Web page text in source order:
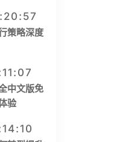
策略深度
中文版免
验